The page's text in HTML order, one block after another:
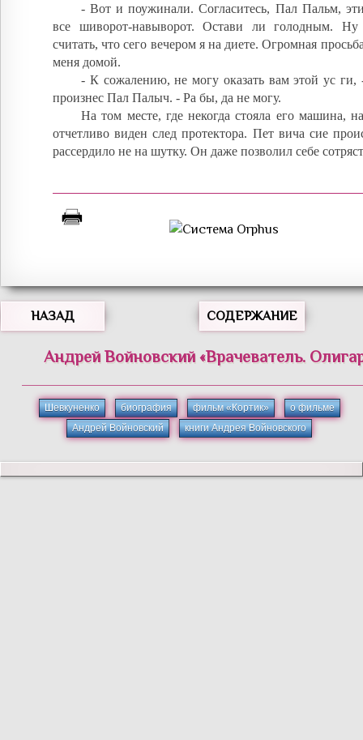
- Вот и поужинали. Согласитесь, Пал Пальм,
все шиворот-навыворот. Остави ли голодным.
считать, что сего вечером я на диете. Огромная
меня домой.
- К сожалению, не могу оказать вам этой ус ги,
произнес Пал Палыч. - Ра бы, да не могу.
На том месте, где некогда стояла его машина,
отчетливо виден след протектора. Пет вича сие
рассердило не на шутку. Он даже позволил себе
НАЗАД СОДЕРЖАНИЕ
Андрей Войновский«Врачеватель.
Шевкуненко биография фильм «Кортик»
о фильме
Андрей Войновский
книги Андрея Войновского